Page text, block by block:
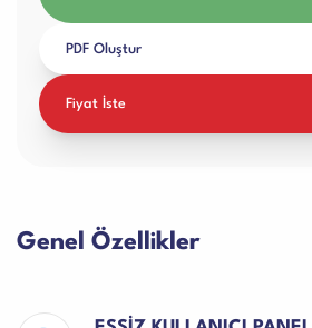
PDF Oluştur
Fiyat İste
Genel Özellikler